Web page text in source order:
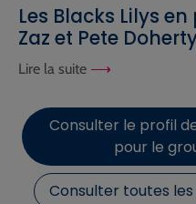
Les Blacks Lilys
Zaz et Pete
Lire la suite
Consulter le profil
pour le
Consulter toutes